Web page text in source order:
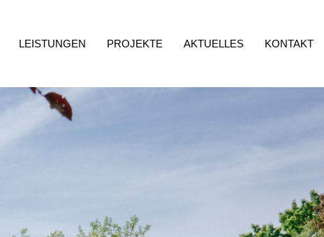
LEISTUNGEN PROJEKTE AKTUELLES KONTAKT